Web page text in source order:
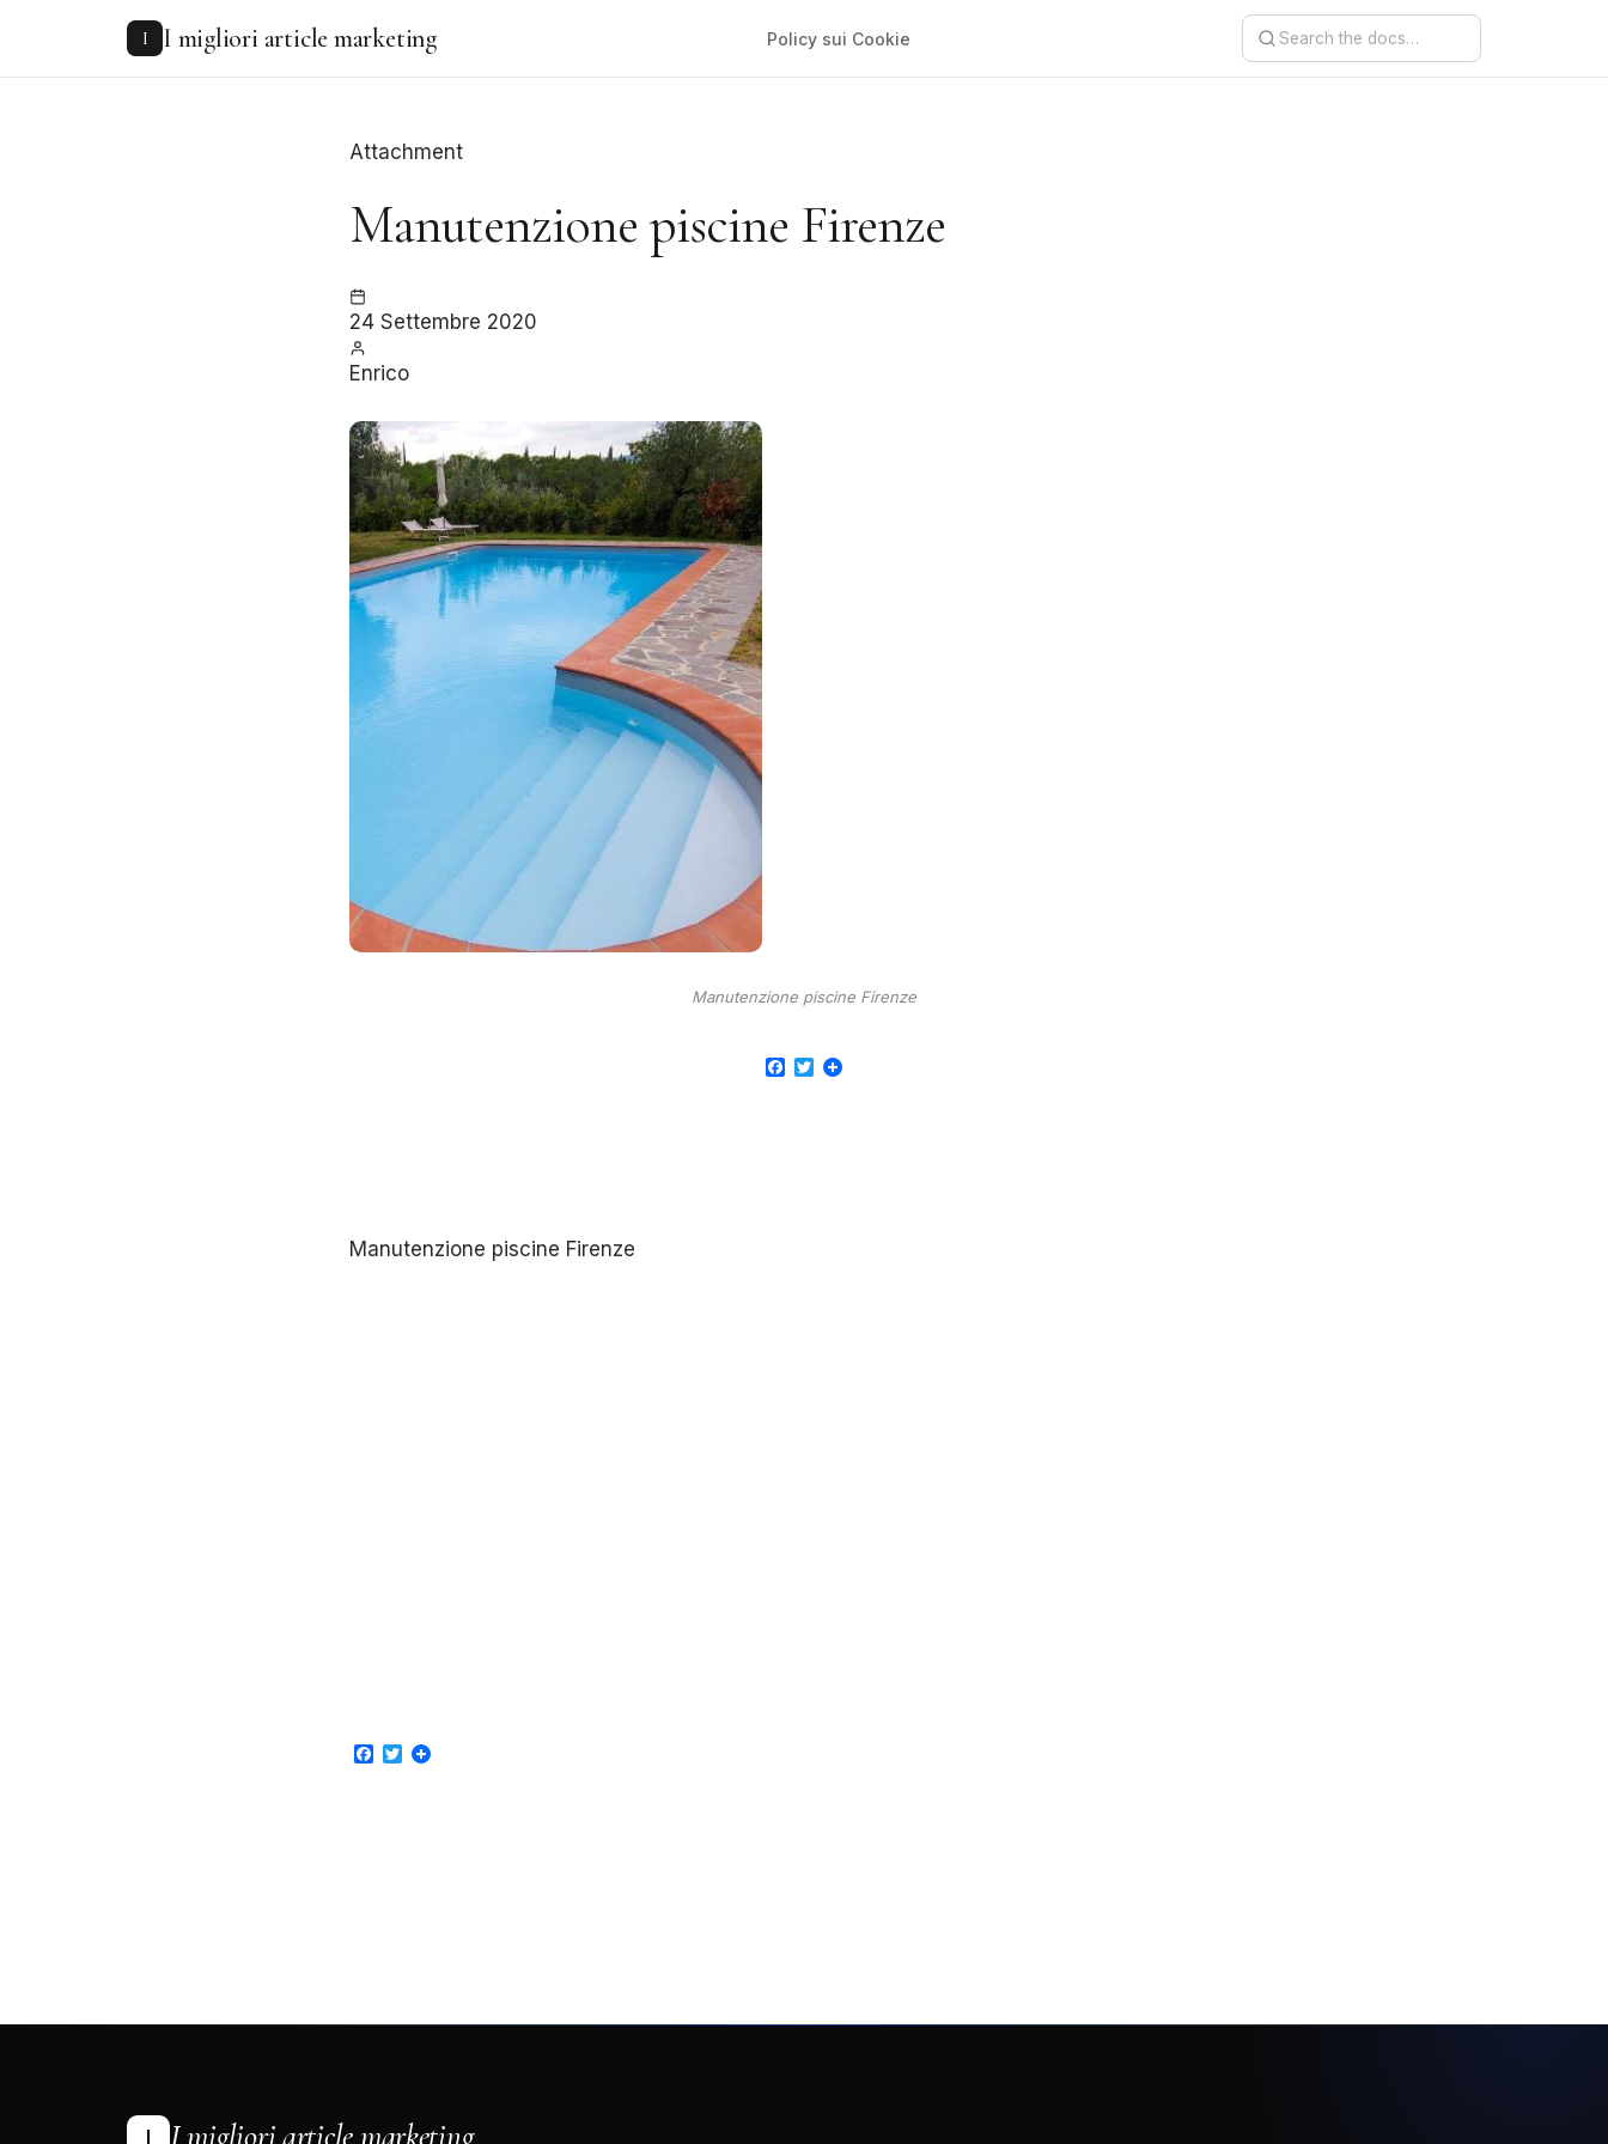
I I migliori article marketing Policy sui Cookie
Attachment
Manutenzione piscine Firenze
24 Settembre 2020
Enrico
Manutenzione piscine Firenze
Facebook
Twitter
Manutenzione piscine Firenze
Facebook
Twitter
I